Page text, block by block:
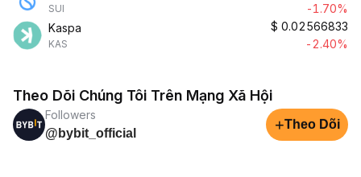
SUI
-1.70%
Kaspa
KAS
$ 0.02566833
-2.40%
Theo Dõi Chúng Tôi Trên Mạng Xã Hội
Followers
@bybit_official
+Theo Dõi